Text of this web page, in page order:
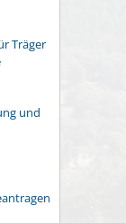
Träger
und